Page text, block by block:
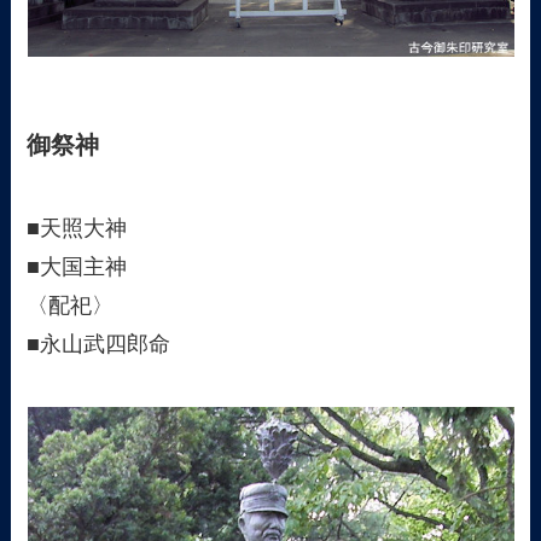
御祭神
■天照大神
■大国主神
〈配祀〉
■永山武四郎命